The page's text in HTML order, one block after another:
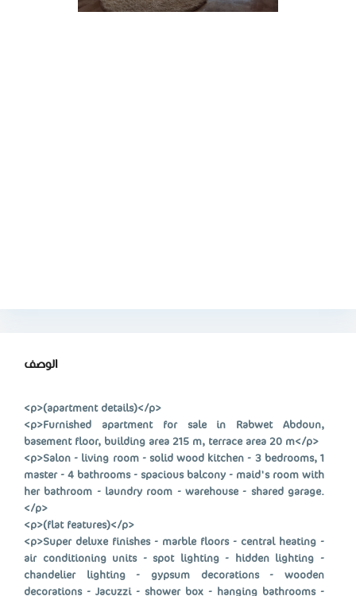
الوصف
<p>(apartment details)</p>
<p>Furnished apartment for sale in Rabwet Abdoun,
basement floor, building area 215 m, terrace area 20 m</p>
<p>Salon - living room - solid wood kitchen - 3 bedrooms, 1
master - 4 bathrooms - spacious balcony - maid's room with
her bathroom - laundry room - warehouse - shared garage.
</p>
<p>(flat features)</p>
<p>Super deluxe finishes - marble floors - central heating -
air conditioning units - spot lighting - hidden lighting -
chandelier lighting - gypsum decorations - wooden
decorations - Jacuzzi - shower box - hanging bathrooms -